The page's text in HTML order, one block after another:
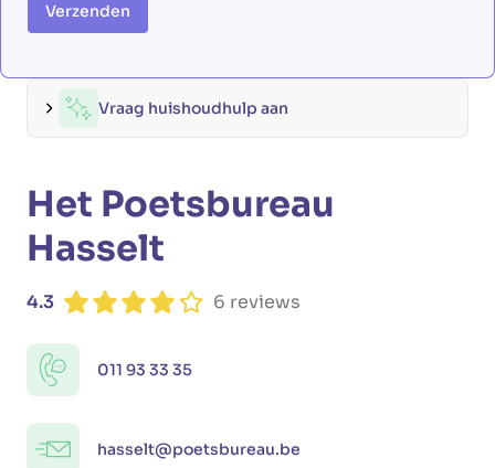
Verzenden
Vraag huishoudhulp aan
Het Poetsbureau
Hasselt
4.3 6 reviews
011 93 33 35
hasselt@poetsbureau.be